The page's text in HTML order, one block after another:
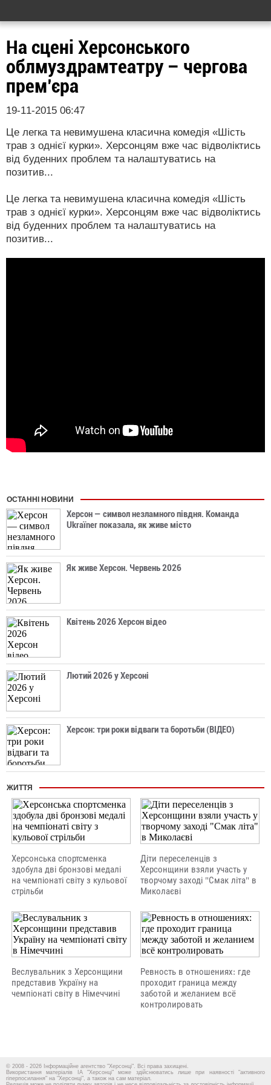
На сцені Херсонського
облмуздрамтеатру – чергова
прем’єра
19-11-2015 06:47
Це легка та невимушена класична комедія «Шість
трав з однієї курки». Херсонцям вже час відволіктись
від буденних проблем та налаштуватись на
позитив...
Це легка та невимушена класична комедія «Шість
трав з однієї курки». Херсонцям вже час відволіктись
від буденних проблем та налаштуватись на
позитив...
ОСТАННІ НОВИНИ
Херсон — символ незламного півдня. Команда
Ukraїner показала, як живе місто
Як живе Херсон. Червень 2026
Квітень 2026 Херсон відео
Лютий 2026 у Херсоні
Херсон: три роки відваги та боротьби (ВІДЕО)
ЖИТТЯ
Херсонська спортсменка
здобула дві бронзові медалі
на чемпіонаті світу з кульової
стрільби
Діти переселенців з
Херсонщини взяли участь у
творчому заході "Смак літа" в
Миколаєві
Веслувальник з Херсонщини
представив Україну на
чемпіонаті світу в Німеччині
Ревность в отношениях: где
проходит граница между
заботой и желанием всё
контролировать
© 2008 - 2026 Інформаційне агентство "Херсонці". Всі права захищені.
Використання матеріалів ІА "Херсонці" може здійснюватись лише при наявності "активного
гіперпосилання" на "Херсонці", а також на сам матеріал.